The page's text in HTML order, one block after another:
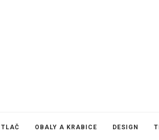
TLAČ OBALY A KRABICE DESIGN